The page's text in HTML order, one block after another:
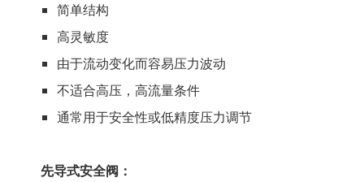
简单结构
高灵敏度
由于流动变化而容易压力波动
不适合高压，高流量条件
通常用于安全性或低精度压力调节
先导式安全阀 ：